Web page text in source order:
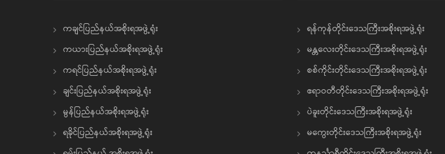
ကချင်ပြည်နယ်အစိုးရအဖွဲ့ရုံး
ကယားပြည်နယ်အစိုးရအဖွဲ့ရုံး
ကရင်ပြည်နယ်အစိုးရအဖွဲ့ရုံး
ချင်းပြည်နယ်အစိုးရအဖွဲ့ရုံး
မွန်ပြည်နယ်အစိုးရအဖွဲ့ရုံး
ရခိုင်ပြည်နယ်အစိုးရအဖွဲ့ရုံး
ရန်ကုန်တိုင်းဒေသကြီးအစိုးရအဖွဲ့ရုံး
မန္တလေးတိုင်းဒေသကြီးအစိုးရအဖွဲ့ရုံး
စစ်ကိုင်းတိုင်းဒေသကြီးအစိုးရအဖွဲ့ရုံး
ဧရာဝတီတိုင်းဒေသကြီးအစိုးရအဖွဲ့ရုံး
ပဲခူးတိုင်းဒေသကြီးအစိုးရအဖွဲ့ရုံး
မကွေးတိုင်းဒေသကြီးအစိုးရအဖွဲ့ရုံး